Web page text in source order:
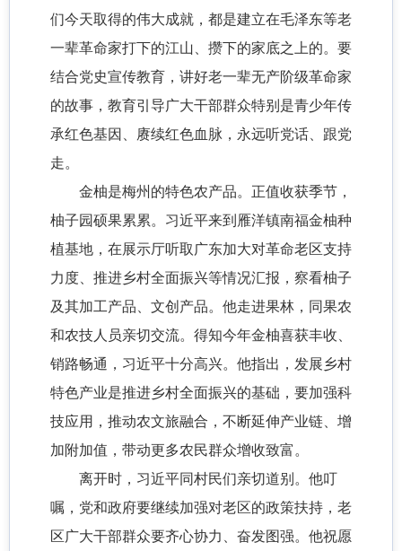
们今天取得的伟大成就，都是建立在毛泽东等老
一辈革命家打下的江山、攒下的家底之上的。要
结合党史宣传教育，讲好老一辈无产阶级革命家
的故事，教育引导广大干部群众特别是青少年传
承红色基因、赓续红色血脉，永远听党话、跟党
走。
金柚是梅州的特色农产品。正值收获季节，
柚子园硕果累累。习近平来到雁洋镇南福金柚种
植基地，在展示厅听取广东加大对革命老区支持
力度、推进乡村全面振兴等情况汇报，察看柚子
及其加工产品、文创产品。他走进果林，同果农
和农技人员亲切交流。得知今年金柚喜获丰收、
销路畅通，习近平十分高兴。他指出，发展乡村
特色产业是推进乡村全面振兴的基础，要加强科
技应用，推动农文旅融合，不断延伸产业链、增
加附加值，带动更多农民群众增收致富。
离开时，习近平同村民们亲切道别。他叮
嘱，党和政府要继续加强对老区的政策扶持，老
区广大干部群众要齐心协力、奋发图强。他祝愿